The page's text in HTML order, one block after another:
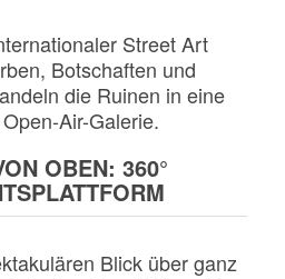
Street Art
Botschaften und
die Ruinen in eine
Air-Galerie.
OBEN: 360°
Blick über ganz